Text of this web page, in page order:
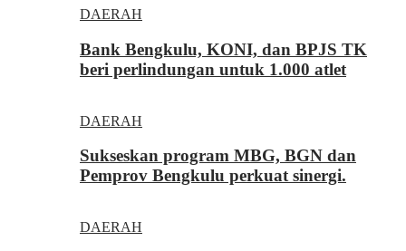
DAERAH
Bank Bengkulu, KONI, dan BPJS TK
beri perlindungan untuk 1.000 atlet
DAERAH
Sukseskan program MBG, BGN dan
Pemprov Bengkulu perkuat sinergi.
DAERAH